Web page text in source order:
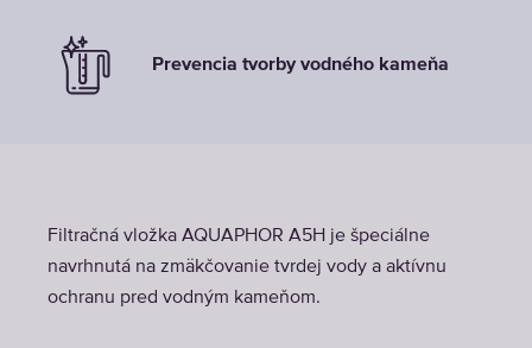
Prevencia tvorby vodného kameňa
Filtračná vložka AQUAPHOR A5H je špeciálne
navrhnutá na zmäkčovanie tvrdej vody a aktívnu
ochranu pred vodným kameňom.